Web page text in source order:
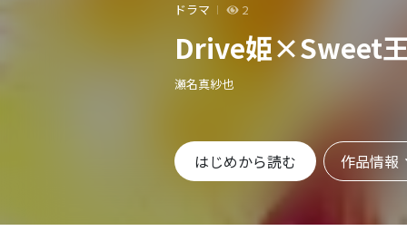
ドラマ 2
Drive姫×Sweet
瀬名真紗也
はじめから読む 作品情報